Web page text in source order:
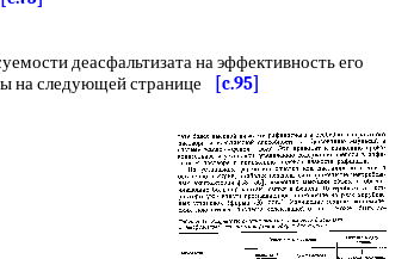
деасфальтизата на эффективность его
на следующей странице
[c.95]